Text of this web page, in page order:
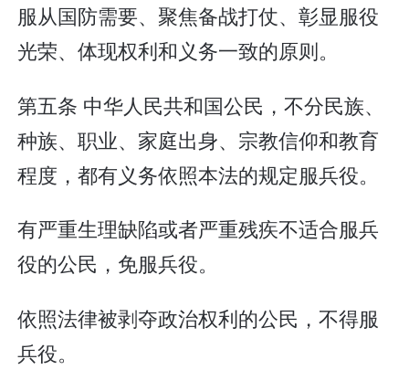
服从国防需要、聚焦备战打仗、彰显服役
光荣、体现权利和义务一致的原则。
第五条 中华人民共和国公民，不分民族、
种族、职业、家庭出身、宗教信仰和教育
程度，都有义务依照本法的规定服兵役。
有严重生理缺陷或者严重残疾不适合服兵
役的公民，免服兵役。
依照法律被剥夺政治权利的公民，不得服
兵役。